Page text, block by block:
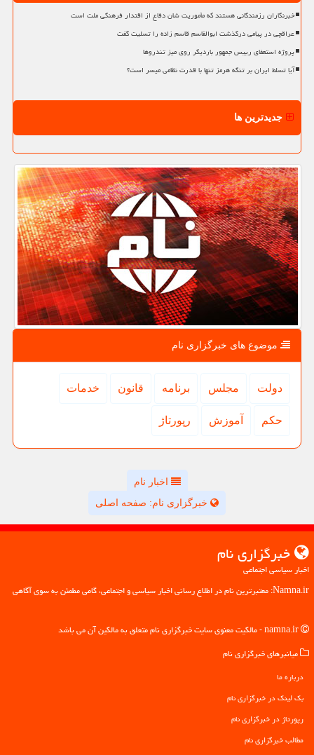
خبرنگاران رزمندگانی هستند که مأموریت شان دفاع از اقتدار فرهنگی ملت است
عراقچی در پیامی درگذشت ابوالقاسم قاسم زاده را تسلیت گفت
پروژه استعفای رییس جمهور باردیگر روی میز تندروها
آیا تسلط ایران بر تنگه هرمز تنها با قدرت نظامی میسر است؟
جدیدترین ها
موضوع های خبرگزاری نام
دولت مجلس برنامه قانون خدمات
حكم آموزش رپورتاژ
اخبار نام
خبرگزاری نام: صفحه اصلی
خبرگزاری نام
اخبار سیاسی اجتماعی
Namna.ir: معتبرترین نام در اطلاع رسانی اخبار سیاسی و اجتماعی، گامی مطمئن به سوی آگاهی
میانبرهای خبرگزاری نام
درباره ما
بک لینک در خبرگزاری نام
رپورتاژ در خبرگزاری نام
مطالب خبرگزاری نام